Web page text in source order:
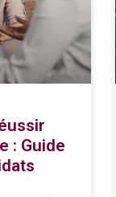
: Guide